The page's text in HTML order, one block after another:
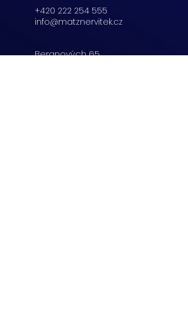
+420 222 254 555
info@matznervitek.cz
Beranových 65,